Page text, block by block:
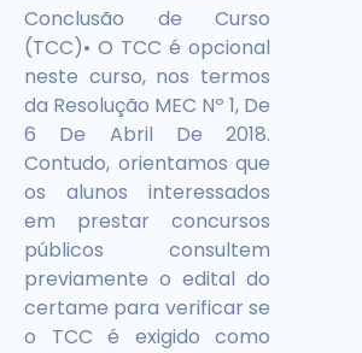
Conclusão de Curso
(TCC)• O TCC é opcional
neste curso, nos termos
da Resolução MEC Nº 1, De
6 De Abril De 2018.
Contudo, orientamos que
os alunos interessados
em prestar concursos
públicos consultem
previamente o edital do
certame para verificar se
o TCC é exigido como